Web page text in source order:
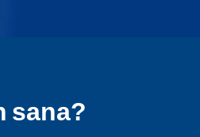
sana?